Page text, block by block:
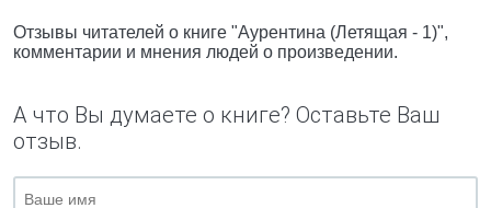
Отзывы читателей о книге "Аурентина (Летящая - 1)",
комментарии и мнения людей о произведении.
А что Вы думаете о книге? Оставьте Ваш
отзыв.